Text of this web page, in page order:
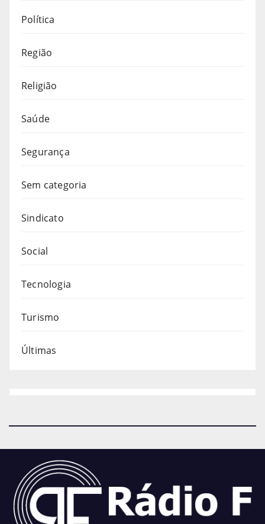
Política
Região
Religião
Saúde
Segurança
Sem categoria
Sindicato
Social
Tecnologia
Turismo
Últimas